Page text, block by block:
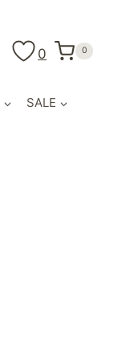
0 0
SALE